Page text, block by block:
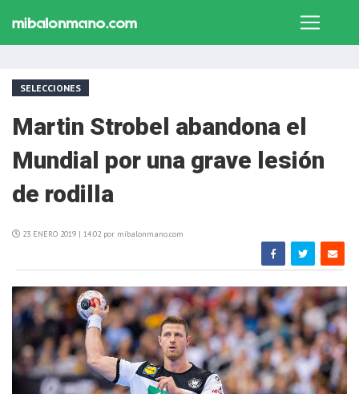
SELECCIONES
Martin Strobel abandona el
Mundial por una grave lesión
de rodilla
23 ENERO 2019 | 14:02 por mibalonmano.com